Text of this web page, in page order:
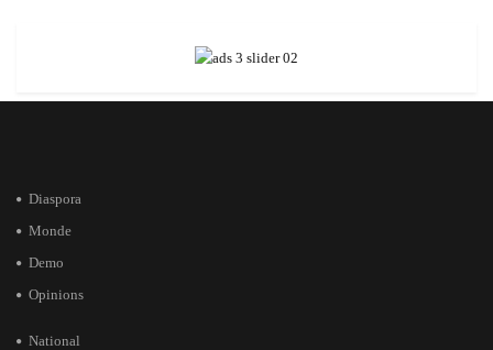
Diaspora
Monde
Demo
Opinions
National